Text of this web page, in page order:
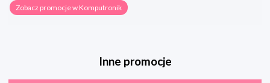
Zobacz promocje w Komputronik
Inne promocje